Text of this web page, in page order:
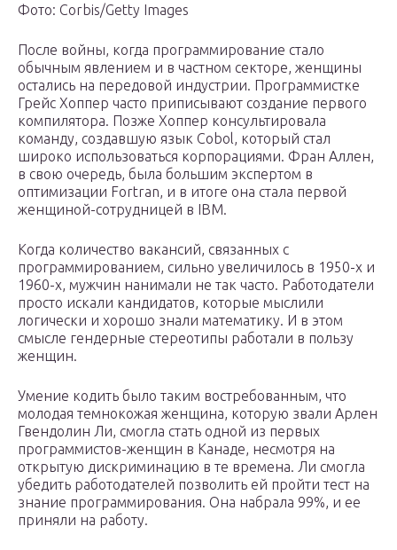
Фото: Corbis/Getty Images
После войны, когда программирование стало
обычным явлением и в частном секторе, женщины
остались на передовой индустрии. Программистке
Грейс Хоппер часто приписывают создание первого
компилятора. Позже Хоппер консультировала
команду, создавшую язык Cobol, который стал
широко использоваться корпорациями. Фран Аллен,
в свою очередь, была большим экспертом в
оптимизации Fortran, и в итоге она стала первой
женщиной-сотрудницей в IBM.
Когда количество вакансий, связанных с
программированием, сильно увеличилось в 1950-х и
1960-х, мужчин нанимали не так часто. Работодатели
просто искали кандидатов, которые мыслили
логически и хорошо знали математику. И в этом
смысле гендерные стереотипы работали в пользу
женщин.
Умение кодить было таким востребованным, что
молодая темнокожая женщина, которую звали Арлен
Гвендолин Ли, смогла стать одной из первых
программистов-женщин в Канаде, несмотря на
открытую дискриминацию в те времена. Ли смогла
убедить работодателей позволить ей пройти тест на
знание программирования. Она набрала 99%, и ее
приняли на работу.